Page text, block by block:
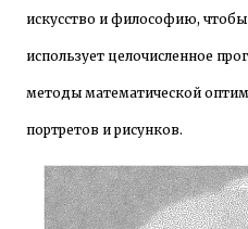
искусство и философию,
использует целочисленное
методы математической
портретов и рисунков.